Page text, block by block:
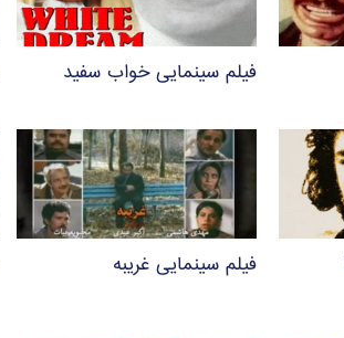
فیلم سینمایی خواب سفید
فیلم سینمایی غریبه